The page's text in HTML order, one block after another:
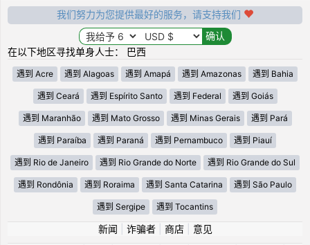
我们努力为您提供最好的服务，请支持我们
在以下地区寻找单身人士： 巴西
遇到 Acre 遇到 Alagoas 遇到 Amapá 遇到 Amazonas 遇到 Bahia
遇到 Ceará 遇到 Espírito Santo 遇到 Federal 遇到 Goiás
遇到 Maranhão 遇到 Mato Grosso 遇到 Minas Gerais 遇到 Pará
遇到 Paraíba 遇到 Paraná 遇到 Pernambuco 遇到 Piauí
遇到 Rio de Janeiro 遇到 Rio Grande do Norte 遇到 Rio Grande do Sul
遇到 Rondônia 遇到 Roraima 遇到 Santa Catarina 遇到 São Paulo
遇到 Sergipe 遇到 Tocantins
新闻 诈骗者| 商店| 意见